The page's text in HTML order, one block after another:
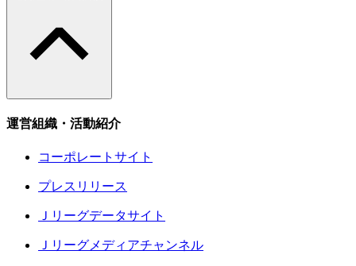
運営組織・活動紹介
コーポレートサイト
プレスリリース
Ｊリーグデータサイト
Ｊリーグメディアチャンネル